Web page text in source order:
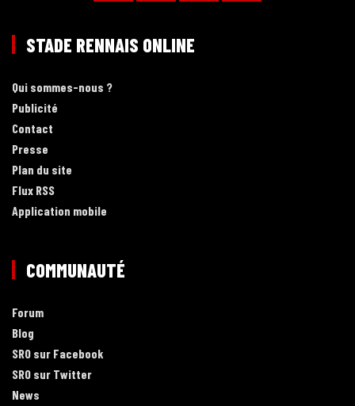
STADE RENNAIS ONLINE
Qui sommes-nous ?
Publicité
Contact
Presse
Plan du site
Flux RSS
Application mobile
COMMUNAUTÉ
Forum
Blog
SRO sur Facebook
SRO sur Twitter
News